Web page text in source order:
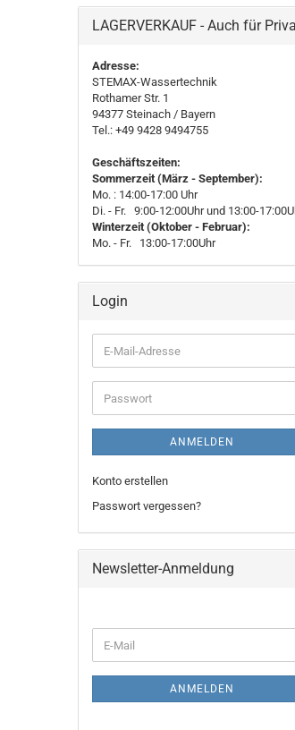
LAGERVERKAUF - Auch für
Adresse:
STEMAX-Wassertechnik
Rothamer Str. 1
94377 Steinach / Bayern
Tel.: +49 9428 9494755
Geschäftszeiten:
Sommerzeit (März - September):
Mo. : 14:00-17:00 Uhr
Di. - Fr. 9:00-12:00Uhr und 13:00-
Winterzeit (Oktober - Februar):
Mo. - Fr. 13:00-17:00Uhr
Login
E-
Mail-
Adresse
Passwort
ANMELDEN
Konto erstellen
Passwort vergessen?
Newsletter-Anmeldung
ZUR
E-
Mail
ANMELDEN